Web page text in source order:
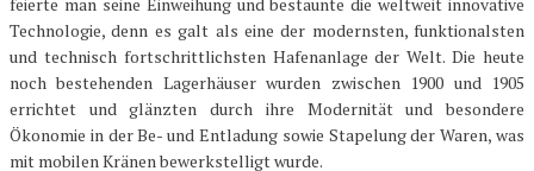
Technologie, denn es galt als eine der modernsten, funktionalsten
und technisch fortschrittlichsten Hafenanlage der Welt. Die heute
noch bestehenden Lagerhäuser wurden zwischen 1900 und 1905
errichtet und glänzten durch ihre Modernität und besondere
Ökonomie in der Be- und Entladung sowie Stapelung der Waren, was
mit mobilen Kränen bewerkstelligt wurde.